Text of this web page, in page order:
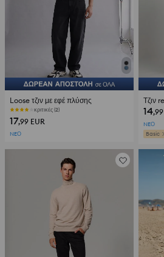
Loose τζιν με εφέ πλύσης
κριτικές (2)
17,99 EUR
NEΟ
14,99
NEΟ
Basic